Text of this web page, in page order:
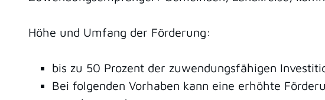
Höhe und Umfang der Förderung:
bis zu 50 Prozent der zuwendungsfähigen
Bei folgenden Vorhaben kann eine erhöhte